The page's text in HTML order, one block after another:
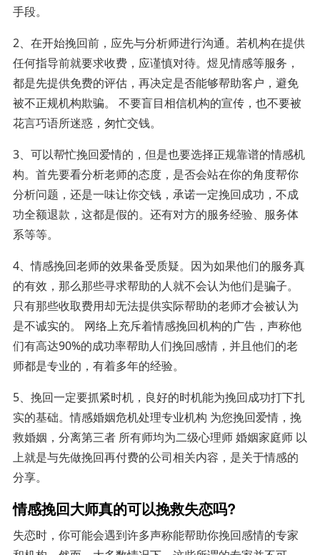
手段。
2、在开始挽回前，应先与分析师进行沟通。若机构在提供
任何指导前就要求收费，应谨慎对待。煜见情感等服务，
都是先提供免费的评估，再决定是否能够帮助客户，避免
被不正规机构欺骗。 不要盲目相信机构的宣传，也不要被
花言巧语所迷惑，匆忙交钱。
3、可以帮忙挽回爱情的，但是也要选择正规靠谱的情感机
构。首先要看分析老师的态度，是否会站在你的角度帮你
分析问题，还是一味让你交钱，承诺一定挽回成功，不成
功全额退款，这都是假的。还有对方的服务经验、服务体
系等等。
4、情感挽回老师的效果备受质疑。因为如果他们的服务真
的有效，那么那些寻求帮助的人就不会认为他们是骗子。
只有那些收取费用却无法提供实际帮助的老师才会被认为
是不诚实的。 网络上充斥着情感挽回机构的广告，声称他
们有高达90%的成功率帮助人们挽回感情，并且他们的老
师都是专业的，有着多年的经验。
5、挽回一定要抓紧时机，良好的时机能为挽回成功打下扎
实的基础。情感婚姻危机处理专业机构 为您挽回爱情，挽
救婚姻，分离第三者 所有师均为二级心理师 婚姻家庭师 以
上就是与先做挽回再付费的公司相关内容，是关于情感的
分享。
情感挽回大师真的可以挽救失恋吗?
失恋时，你可能会遇到许多声称能帮助你挽回感情的专家